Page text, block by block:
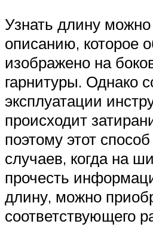
Узнать длину
описанию, которое
изображено на
гарнитуры. Однако
эксплуатации
происходит
поэтому этот
случаев, когда на
прочесть
длину, можно
соответствующего